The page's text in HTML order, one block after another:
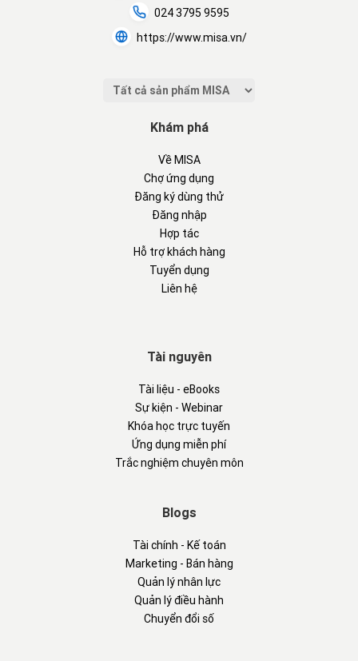
024 3795 9595
https://www.misa.vn/
Khám phá
Về MISA
Chợ ứng dụng
Đăng ký dùng thử
Đăng nhập
Hợp tác
Hỗ trợ khách hàng
Tuyển dụng
Liên hệ
Tài nguyên
Tài liệu - eBooks
Sự kiện - Webinar
Khóa học trực tuyến
Ứng dụng miễn phí
Trắc nghiệm chuyên môn
Blogs
Tài chính - Kế toán
Marketing - Bán hàng
Quản lý nhân lực
Quản lý điều hành
Chuyển đổi số